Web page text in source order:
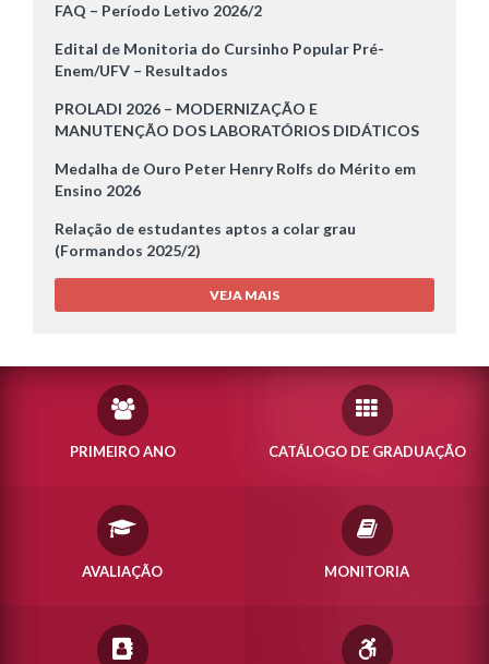
FAQ – Período Letivo 2026/2
Edital de Monitoria do Cursinho Popular Pré-
Enem/UFV – Resultados
PROLADI 2026 – MODERNIZAÇÃO E
MANUTENÇÃO DOS LABORATÓRIOS DIDÁTICOS
Medalha de Ouro Peter Henry Rolfs do Mérito em
Ensino 2026
Relação de estudantes aptos a colar grau
(Formandos 2025/2)
VEJA MAIS
PRIMEIRO ANO CATÁLOGO DE GRADUAÇÃO
AVALIAÇÃO MONITORIA